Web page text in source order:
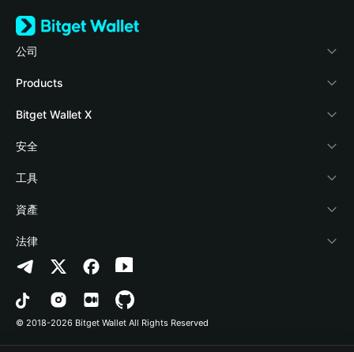
公司
關於 Bitget Wallet
部落格
學院
加密資訊
幫助中心
‌聯繫我們
品牌資源
工作機會
Products
Crypto Card
Stablecoin Earn
Payfi Crypto
Crypto Swap API
Altcoin Season Index
Prediction Markets
DApp
Bitget Wallet X
開發者文件
連接錢包
Bitget Wallet Pay
合作上架
安全
風險保障基金
安全防護技術
工具
快捷買幣
授權檢測
合約檢測
批次轉帳
資產
Arbitrum
Avalanche
Bitcoin
法律
隱私協議
用戶使用協議
© 2018-2026 Bitget Wallet All Rights Reserved